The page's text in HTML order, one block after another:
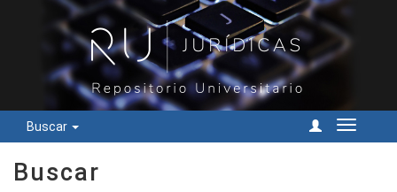
Buscar
Cambiar
Buscar